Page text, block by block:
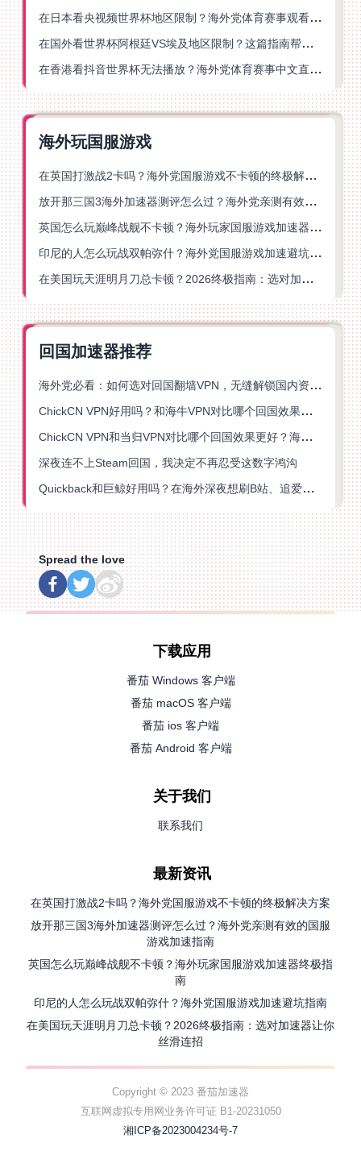
在日本看央视频世界杯地区限制？海外党体育赛事观看终极指南
在国外看世界杯阿根廷VS埃及地区限制？这篇指南帮你搞定中文直播+解说
在香港看抖音世界杯无法播放？海外党体育赛事中文直播终极指南
海外玩国服游戏
在英国打激战2卡吗？海外党国服游戏不卡顿的终极解决方案
放开那三国3海外加速器测评怎么过？海外党亲测有效的国服游戏加速指南
英国怎么玩巅峰战舰不卡顿？海外玩家国服游戏加速器终极指南
印尼的人怎么玩战双帕弥什？海外党国服游戏加速避坑指南
在美国玩天涯明月刀总卡顿？2026终极指南：选对加速器让你丝滑连招
回国加速器推荐
海外党必看：如何选对回国翻墙VPN，无缝解锁国内资源？
ChickCN VPN好用吗？和海牛VPN对比哪个回国效果更好？
ChickCN VPN和当归VPN对比哪个回国效果更好？海外党亲测后选了它
深夜连不上Steam回国，我决定不再忍受这数字鸿沟
Quickback和巨鲸好用吗？在海外深夜想刷B站、追爱奇艺的你，或许正需要这份答案
Spread the love
下载应用
番茄 Windows 客户端
番茄 macOS 客户端
番茄 ios 客户端
番茄 Android 客户端
关于我们
联系我们
最新资讯
在英国打激战2卡吗？海外党国服游戏不卡顿的终极解决方案
放开那三国3海外加速器测评怎么过？海外党亲测有效的国服
游戏加速指南
英国怎么玩巅峰战舰不卡顿？海外玩家国服游戏加速器终极指
南
印尼的人怎么玩战双帕弥什？海外党国服游戏加速避坑指南
在美国玩天涯明月刀总卡顿？2026终极指南：选对加速器让你
丝滑连招
Copyright © 2023 番茄加速器
互联网虚拟专用网业务许可证 B1-20231050
湘ICP备2023004234号-7